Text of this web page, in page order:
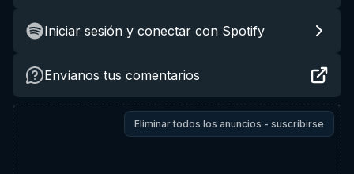
Iniciar sesión y conectar con Spotify
Envíanos tus comentarios
Eliminar todos los anuncios - suscribirse